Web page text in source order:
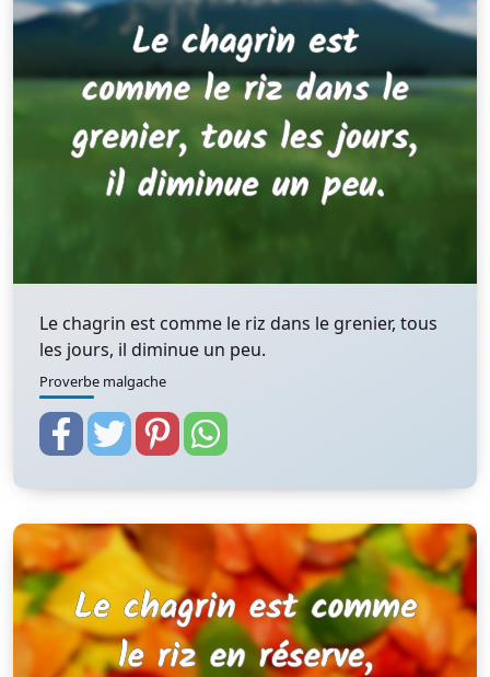
Le chagrin est comme le riz dans le grenier, tous
les jours, il diminue un peu.
Proverbe malgache